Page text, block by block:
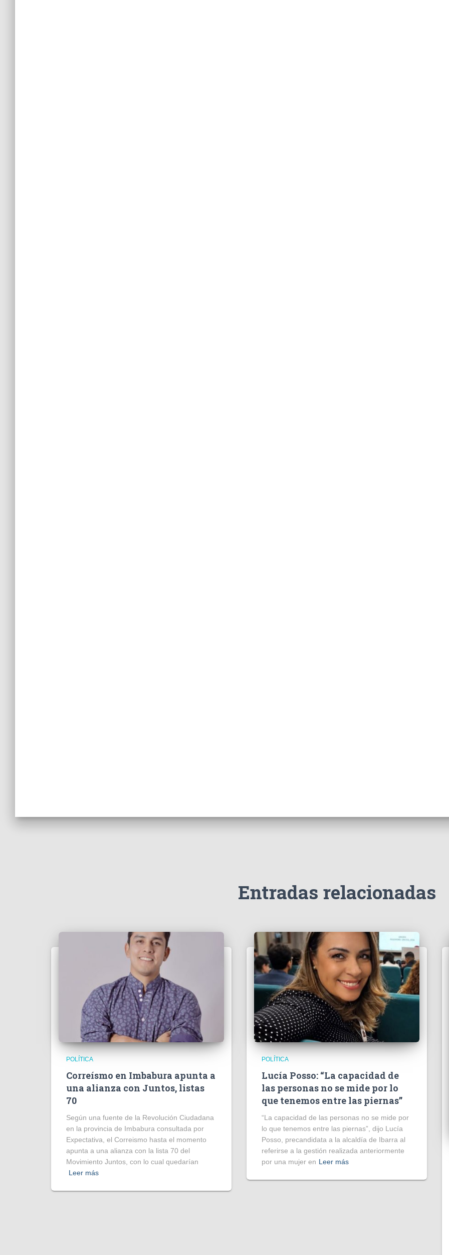
Entradas relacionadas
POLÍTICA
Correísmo en Imbabura apunta a
una alianza con Juntos, listas
70
Según una fuente de la Revolución Ciudadana
en la provincia de Imbabura consultada por
Expectativa, el Correismo hasta el momento
apunta a una alianza con la lista 70 del
Movimiento Juntos, con lo cual quedarían
Leer más
POLÍTICA
Lucía Posso: “La capacidad de
las personas no se mide por lo
que tenemos entre las piernas”
“La capacidad de las personas no se mide por
lo que tenemos entre las piernas”, dijo Lucía
Posso, precandidata a la alcaldía de Ibarra al
referirse a la gestión realizada anteriormente
por una mujer en Leer más